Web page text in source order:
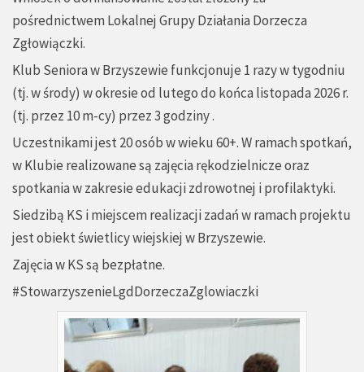
pośrednictwem Lokalnej Grupy Działania Dorzecza
Zgłowiączki.
Klub Seniora w Brzyszewie funkcjonuje 1 razy w tygodniu
(tj. w środy) w okresie od lutego do końca listopada 2026 r.
(tj. przez 10 m-cy) przez 3 godziny .
Uczestnikami jest 20 osób w wieku 60+. W ramach spotkań,
w Klubie realizowane są zajęcia rękodzielnicze oraz
spotkania w zakresie edukacji zdrowotnej i profilaktyki.
Siedzibą KS i miejscem realizacji zadań w ramach projektu
jest obiekt świetlicy wiejskiej w Brzyszewie.
Zajęcia w KS są bezpłatne.
#StowarzyszenieLgdDorzeczaZglowiaczki